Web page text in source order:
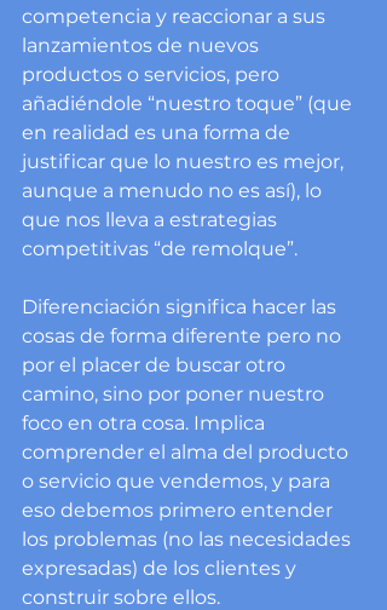
competencia y reaccionar a sus
lanzamientos de nuevos
productos o servicios, pero
añadiéndole “nuestro toque” (que
en realidad es una forma de
justificar que lo nuestro es mejor,
aunque a menudo no es así), lo
que nos lleva a estrategias
competitivas “de remolque”.
Diferenciación significa hacer las
cosas de forma diferente pero no
por el placer de buscar otro
camino, sino por poner nuestro
foco en otra cosa. Implica
comprender el alma del producto
o servicio que vendemos, y para
eso debemos primero entender
los problemas (no las necesidades
expresadas) de los clientes y
construir sobre ellos.